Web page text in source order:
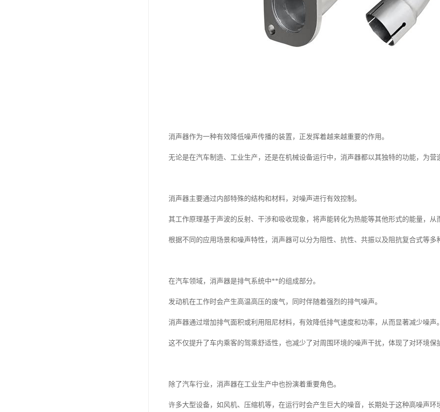
消声器作为一种有效降低噪声传播的装置，正发挥着越来越重要的作用。
无论是在汽车制造、工业生产，还是在机械设备运行中，消声器都以其独特的功能，为营
消声器主要通过内部特殊的结构和材料，对噪声进行有效控制。
其工作原理基于声波的反射、干涉和吸收现象，将声能转化为热能等其他形式的能量，从
根据不同的应用场景和噪声特性，消声器可以分为阻性、抗性、共振以及阻抗复合式等
在汽车领域，消声器是排气系统中**的组成部分。
发动机在工作时会产生高温高压的废气，同时伴随着强烈的排气噪声。
消声器通过增加排气面积或利用阻尼材料，有效降低排气速度和功率，从而显著减少噪声
这不仅提升了车内乘客的驾乘舒适性，也减少了对周围环境的噪声干扰，体现了对环境保
除了汽车行业，消声器在工业生产中也扮演着重要角色。
许多大型设备，如风机、压缩机等，在运行时会产生巨大的噪音，长期处于这种高噪声